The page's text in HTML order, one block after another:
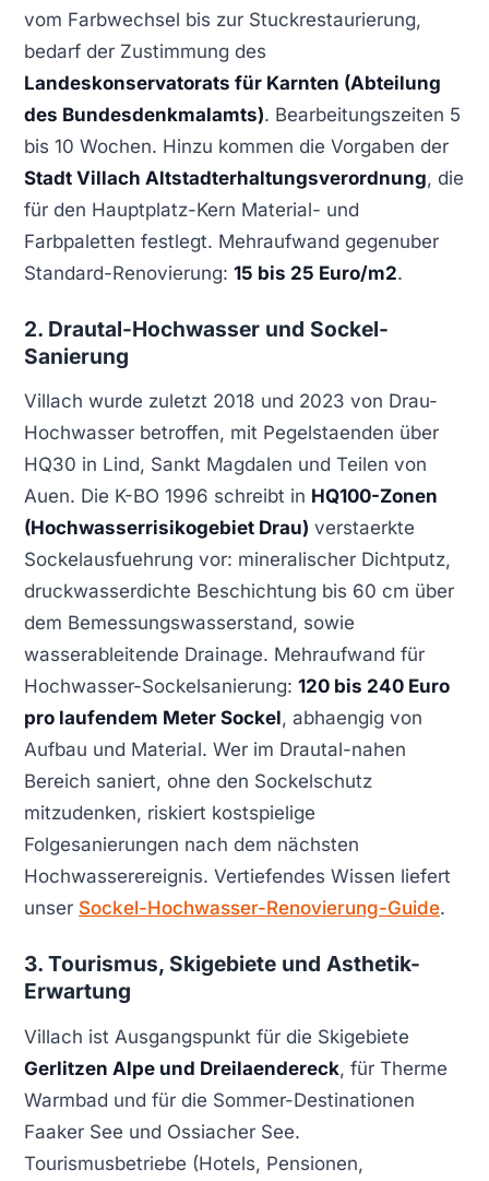
vom Farbwechsel bis zur Stuckrestaurierung,
bedarf der Zustimmung des
Landeskonservatorats für Karnten (Abteilung
des Bundesdenkmalamts). Bearbeitungszeiten 5
bis 10 Wochen. Hinzu kommen die Vorgaben der
Stadt Villach Altstadterhaltungsverordnung, die
für den Hauptplatz-Kern Material- und
Farbpaletten festlegt. Mehraufwand gegenuber
Standard-Renovierung: 15 bis 25 Euro/m2.
2. Drautal-Hochwasser und Sockel-
Sanierung
Villach wurde zuletzt 2018 und 2023 von Drau-
Hochwasser betroffen, mit Pegelstaenden über
HQ30 in Lind, Sankt Magdalen und Teilen von
Auen. Die K-BO 1996 schreibt in HQ100-Zonen
(Hochwasserrisikogebiet Drau) verstaerkte
Sockelausfuehrung vor: mineralischer Dichtputz,
druckwasserdichte Beschichtung bis 60 cm über
dem Bemessungswasserstand, sowie
wasserableitende Drainage. Mehraufwand für
Hochwasser-Sockelsanierung: 120 bis 240 Euro
pro laufendem Meter Sockel, abhaengig von
Aufbau und Material. Wer im Drautal-nahen
Bereich saniert, ohne den Sockelschutz
mitzudenken, riskiert kostspielige
Folgesanierungen nach dem nächsten
Hochwasserereignis. Vertiefendes Wissen liefert
unser Sockel-Hochwasser-Renovierung-Guide.
3. Tourismus, Skigebiete und Asthetik-
Erwartung
Villach ist Ausgangspunkt für die Skigebiete
Gerlitzen Alpe und Dreilaendereck, für Therme
Warmbad und für die Sommer-Destinationen
Faaker See und Ossiacher See.
Tourismusbetriebe (Hotels, Pensionen,